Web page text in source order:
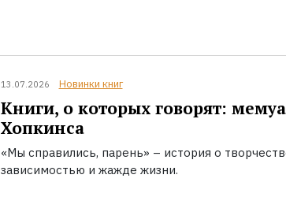
13.07.2026 Новинки книг
Книги, о которых говорят:
Хопкинса
«Мы справились, парень» – история о
зависимостью и жажде жизни.